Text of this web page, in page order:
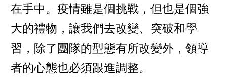
在手中。疫情雖是個挑戰，但也是個強
大的禮物，讓我們去改變、突破和學
習，除了團隊的型態有所改變外，領導
者的心態也必須跟進調整。